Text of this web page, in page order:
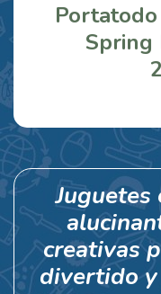
Spring
creativas
divertido